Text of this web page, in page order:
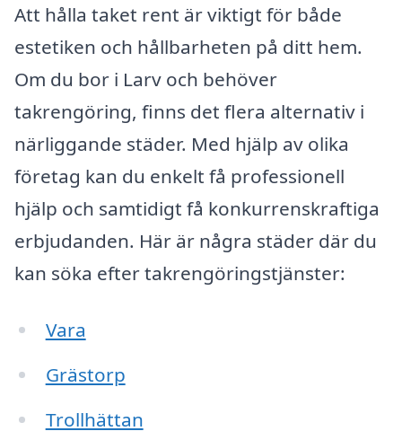
Att hålla taket rent är viktigt för både
estetiken och hållbarheten på ditt hem.
Om du bor i Larv och behöver
takrengöring, finns det flera alternativ i
närliggande städer. Med hjälp av olika
företag kan du enkelt få professionell
hjälp och samtidigt få konkurrenskraftiga
erbjudanden. Här är några städer där du
kan söka efter takrengöringstjänster:
Vara
Grästorp
Trollhättan